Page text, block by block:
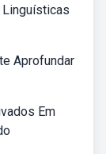
Linguísticas
Aprofundar
Em